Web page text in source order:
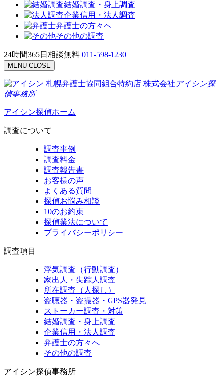
結婚調査・身上調査
企業信用・法人調査
弁護士の方々へ
その他の調査
24時間365日相談無料 011-598-1230
MENU CLOSE
札幌弁護士協同組合特約店 株式会社 アイシン探
偵事務所
アイシン探偵ホーム
調査について
調査事例
調査料金
調査報告書
お客様の声
よくある質問
探偵お悩み相談
10のお約束
探偵業法について
プライバシーポリシー
調査項目
浮気調査（行動調査）
家出人・失踪人調査
所在調査（人探し）
盗聴器・盗撮器・GPS器発見
ストーカー調査・対策
結婚調査・身上調査
企業信用・法人調査
弁護士の方々へ
その他の調査
アイシン探偵事務所